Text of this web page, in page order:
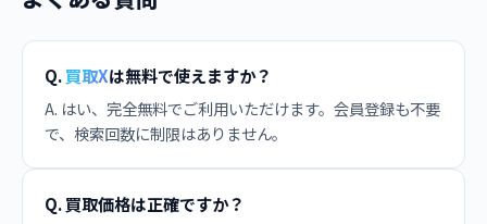
Q.買取Xは無料で使えますか？
A. はい、完全無料でご利用いただけます。会員登録も不要
で、検索回数に制限はありません。
Q. 買取価格は正確ですか？